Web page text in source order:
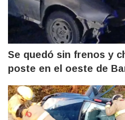
Se quedó sin frenos y
poste en el oeste de